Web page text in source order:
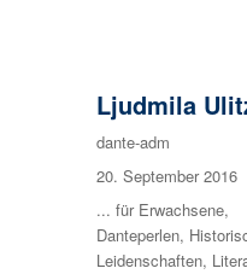
Ljudmila
Autor
dante-adm
Veröffentlicht
am
20. September 2016
Kategorien
... für Erwachsene,
Danteperlen,
Leidenschaften,